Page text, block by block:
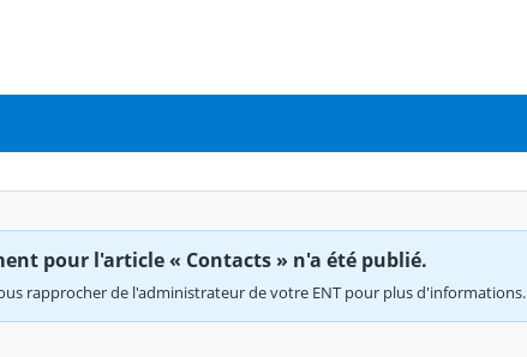
pour l'article « Contacts » n'a été publié.
rapprocher de l'administrateur de votre ENT pour plus d'informations.